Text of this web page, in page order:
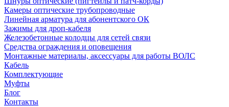
Камеры оптические трубопроводные
Линейная арматура для абонентского ОК
Зажимы для дроп-кабеля
Железобетонные колодцы для сетей связи
Средства ограждения и оповещения
Монтажные материалы, аксессуары для работы ВОЛС
Кабель
Комплектующие
Муфты
Блог
Контакты